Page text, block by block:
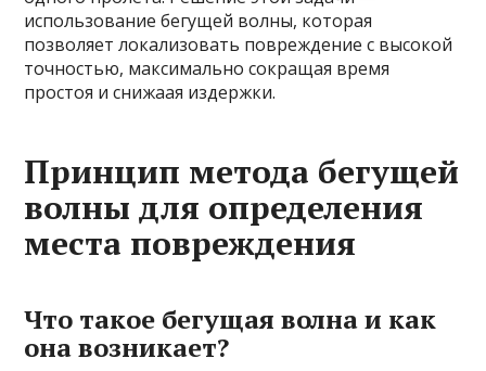
использование бегущей волны, которая
позволяет локализовать повреждение с высокой
точностью, максимально сокращая время
простоя и снижаая издержки.
Принцип метода бегущей
волны для определения
места повреждения
Что такое бегущая волна и как
она возникает?